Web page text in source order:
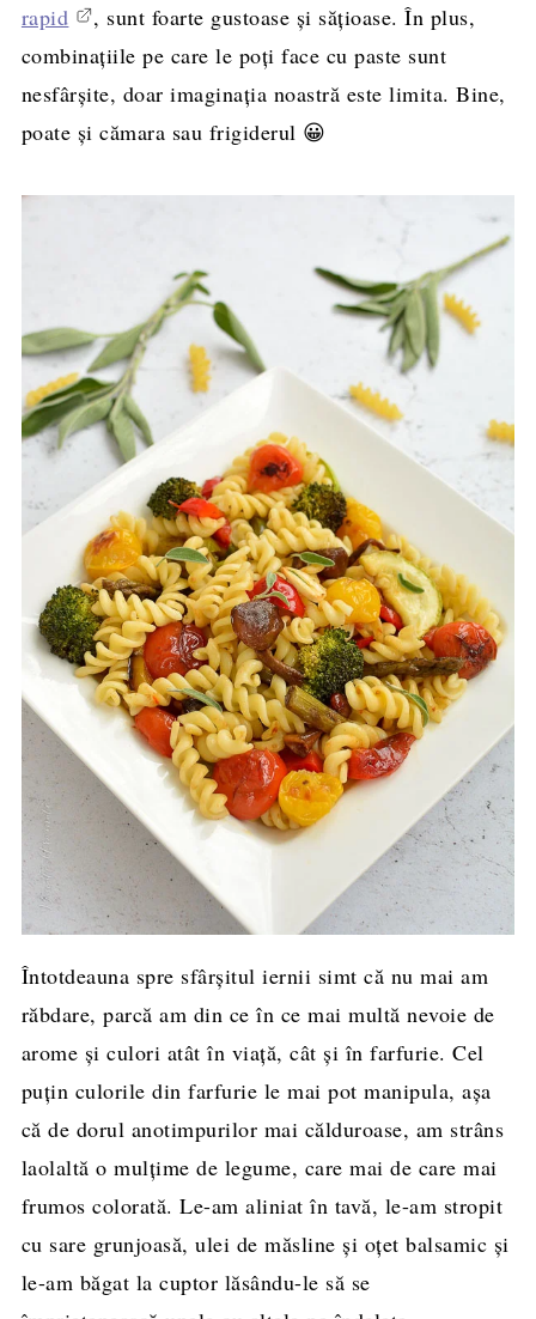
rapid
, sunt foarte gustoase şi săţioase. În plus,
combinaţiile pe care le poţi face cu paste sunt
nesfârşite, doar imaginaţia noastră este limita. Bine,
poate şi cămara sau frigiderul 😀
Întotdeauna spre sfârşitul iernii simt că nu mai am
răbdare, parcă am din ce în ce mai multă nevoie de
arome şi culori atât în viaţă, cât şi în farfurie. Cel
puţin culorile din farfurie le mai pot manipula, aşa
că de dorul anotimpurilor mai călduroase, am strâns
laolaltă o mulţime de legume, care mai de care mai
frumos colorată. Le-am aliniat în tavă, le-am stropit
cu sare grunjoasă, ulei de măsline şi oţet balsamic şi
le-am băgat la cuptor lăsându-le să se